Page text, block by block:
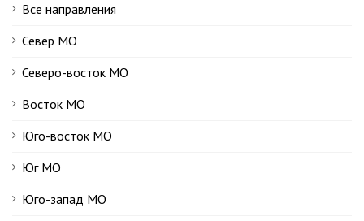
Все направления
Север МО
Северо-восток МО
Восток МО
Юго-восток МО
Юг МО
Юго-запад МО